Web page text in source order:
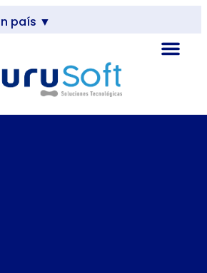
país ▼